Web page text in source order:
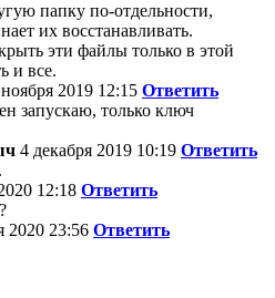
папку по-отдельности,
их восстанавливать.
эти файлы только в этой
и все.
2019 12:15 Ответить
запускаю, только ключ
4 декабря 2019 10:19 Ответить
12:18 Ответить
2020 23:56 Ответить